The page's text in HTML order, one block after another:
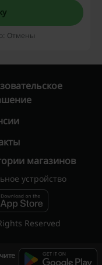
Отмены
магазинов
устройство
Reserved